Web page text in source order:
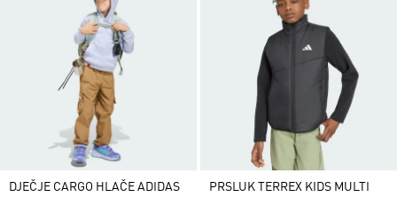
DJEČJE CARGO HLAČE ADIDAS
PRSLUK TERREX KIDS MULTI